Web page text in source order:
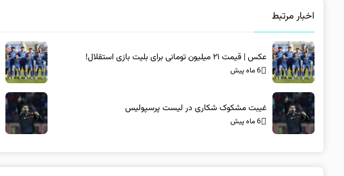
اخبار مرتبط
عکس | قیمت ۲۱ میلیون تومانی برای بلیت بازی استقلال!
6 ماه پیش
غیبت مشکوک شکاری در لیست پرسپولیس
6 ماه پیش